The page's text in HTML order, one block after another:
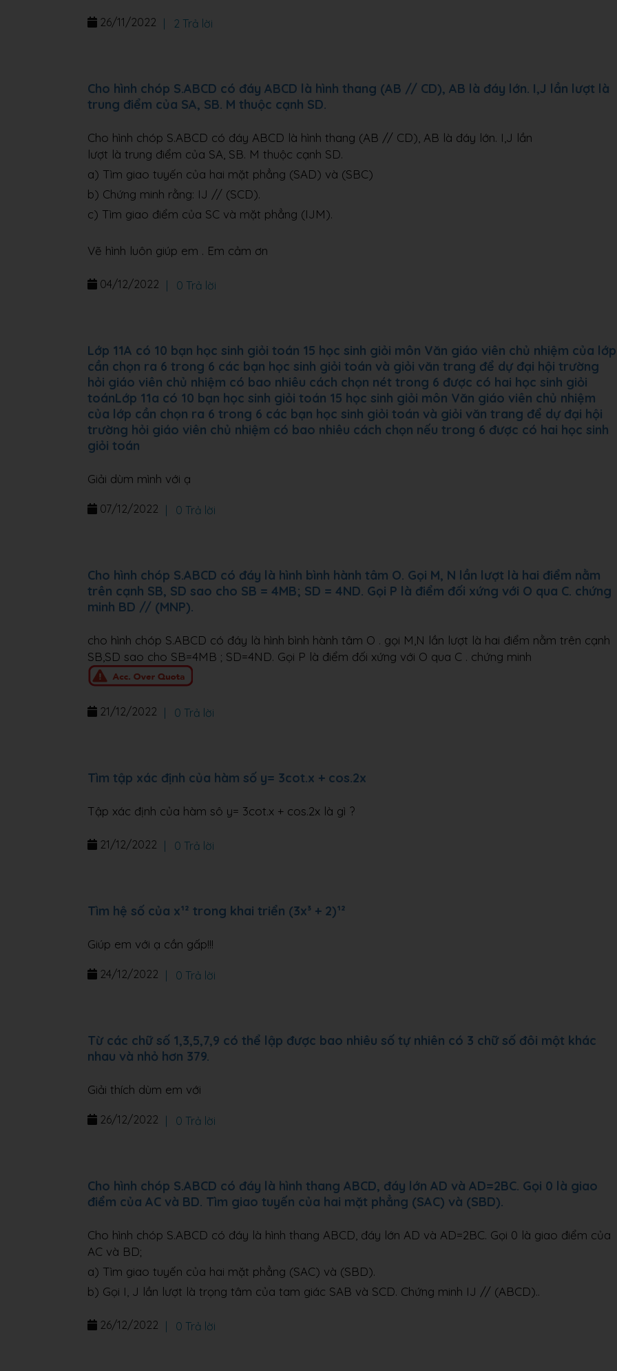
26/11/2022 2 Trả lời
Cho hình chóp S.ABCD có đáy ABCD là hình thang (AB // CD), AB là đáy lớn. I,J lần lượt là
trung điểm của SA, SB. M thuộc cạnh SD.
Cho hình chóp S.ABCD có đáy ABCD là hình thang (AB // CD), AB là đáy lớn. I,J lần
lượt là trung điểm của SA, SB. M thuộc cạnh SD.
a) Tìm giao tuyến của hai mặt phẳng (SAD) và (SBC)
b) Chứng minh rằng: IJ // (SCD).
c) Tìm giao điểm của SC và mặt phẳng (IJM).
Vẽ hình luôn giúp em . Em cảm ơn
04/12/2022 0 Trả lời
Lớp 11A có 10 bạn học sinh giỏi toán 15 học sinh giỏi môn Văn giáo viên chủ nhiệm của lớp
cần chọn ra 6 trong 6 các bạn học sinh giỏi toán và giỏi văn trang để dự đại hội trường
hỏi giáo viên chủ nhiệm có bao nhiêu cách chọn nét trong 6 được có hai học sinh giỏi
toánLớp 11a có 10 bạn học sinh giỏi toán 15 học sinh giỏi môn Văn giáo viên chủ nhiệm
của lớp cần chọn ra 6 trong 6 các bạn học sinh giỏi toán và giỏi văn trang để dự đại hội
trường hỏi giáo viên chủ nhiệm có bao nhiêu cách chọn nếu trong 6 được có hai học sinh
giỏi toán
Giải dùm mình với ạ
07/12/2022 0 Trả lời
Cho hình chóp S.ABCD có đáy là hình bình hành tâm O. Gọi M, N lần lượt là hai điểm nằm
trên cạnh SB, SD sao cho SB = 4MB; SD = 4ND. Gọi P là điểm đối xứng với O qua C. chứng
minh BD // (MNP).
cho hình chóp S.ABCD có đáy là hình bình hành tâm O . gọi M,N lần lượt là hai điểm nằm trên cạnh
SB,SD sao cho SB=4MB ; SD=4ND. Gọi P là điểm đối xứng với O qua C . chứng minh
21/12/2022 0 Trả lời
Tìm tập xác định của hàm số y= 3cot.x + cos.2x
Tập xác định của hàm sô y= 3cot.x + cos.2x là gì ?
21/12/2022 0 Trả lời
Tìm hệ số của x¹² trong khai triển (3x³ + 2)¹²
Giúp em với ạ cần gấp!!!
24/12/2022 0 Trả lời
Từ các chữ số 1,3,5,7,9 có thể lập được bao nhiêu số tự nhiên có 3 chữ số đôi một khác
nhau và nhỏ hơn 379.
Giải thích dùm em với
26/12/2022 0 Trả lời
Cho hình chóp S.ABCD có đáy là hình thang ABCD, đáy lớn AD và AD=2BC. Gọi 0 là giao
điểm của AC và BD. Tìm giao tuyến của hai mặt phẳng (SAC) và (SBD).
Cho hình chóp S.ABCD có đáy là hình thang ABCD, đáy lớn AD và AD=2BC. Gọi 0 là giao điểm của
AC và BD;
a) Tìm giao tuyến của hai mặt phẳng (SAC) và (SBD).
b) Gọi I, J lần lượt là trọng tâm của tam giác SAB và SCD. Chứng minh IJ // (ABCD)..
26/12/2022 0 Trả lời